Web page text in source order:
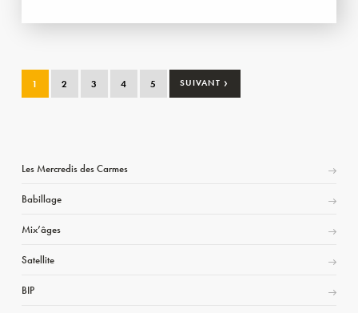
1 2 3 4 5 SUIVANT ›
Les Mercredis des Carmes
Babillage
Mix’âges
Satellite
BIP